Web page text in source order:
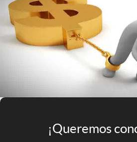
Eventos Corporativos
El Cronista Studio
¡Queremos